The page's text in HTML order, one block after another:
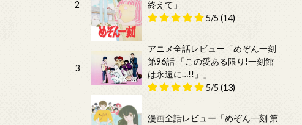
2
終えて」
5/5 (14)
3
アニメ全話レビュー「めぞん一刻
第96話 「この愛ある限り!一刻館
は永遠に…!!」」
5/5 (13)
漫画全話レビュー「めぞん一刻 第